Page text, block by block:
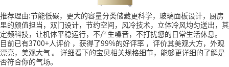
推荐理由:节能低碳，更大的容量分类储藏更科学，玻璃面板设计，厨房
里的颜值担当，双门设计，节约空间，风冷技术，立体冷风均匀送出，其
定频科技，让机体平稳运行，不产生噪音，不打扰您的日常生活休息。
目前已有3700+人评价 ，获得了99%的好评率 ，评价其美观大方，外观
漂亮，美观大气。 详细看下的宝贝相关规格细节，能够更详细的了解是
否符合你的气场。